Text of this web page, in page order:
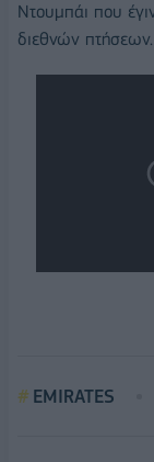
Ντουμπάι που
διεθνών πτήσεων.
EMIRATES